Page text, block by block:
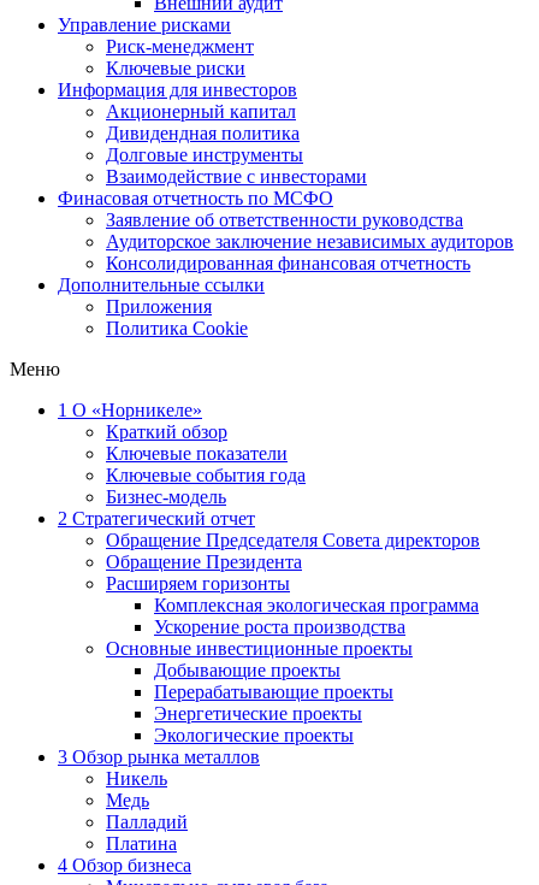
Управление рисками
Риск-менеджмент
Ключевые риски
Информация для инвесторов
Акционерный капитал
Дивидендная политика
Долговые инструменты
Взаимодействие с инвеcторами
Финасовая отчетность по МСФО
Заявление об ответственности руководства
Аудиторское заключение независимых аудиторов
Консолидированная финансовая отчетность
Дополнительные ссылки
Приложения
Политика Cookie
Меню
1 О «Норникеле»
Краткий обзор
Ключевые показатели
Ключевые события года
Бизнес-модель
2 Стратегический отчет
Обращение Председателя Совета директоров
Обращение Президента
Расширяем горизонты
Комплексная экологическая программа
Ускорение роста производства
Основные инвестиционные проекты
Добывающие проекты
Перерабатывающие проекты
Энергетические проекты
Экологические проекты
3 Обзор рынка металлов
Никель
Медь
Палладий
Платина
4 Обзор бизнеса